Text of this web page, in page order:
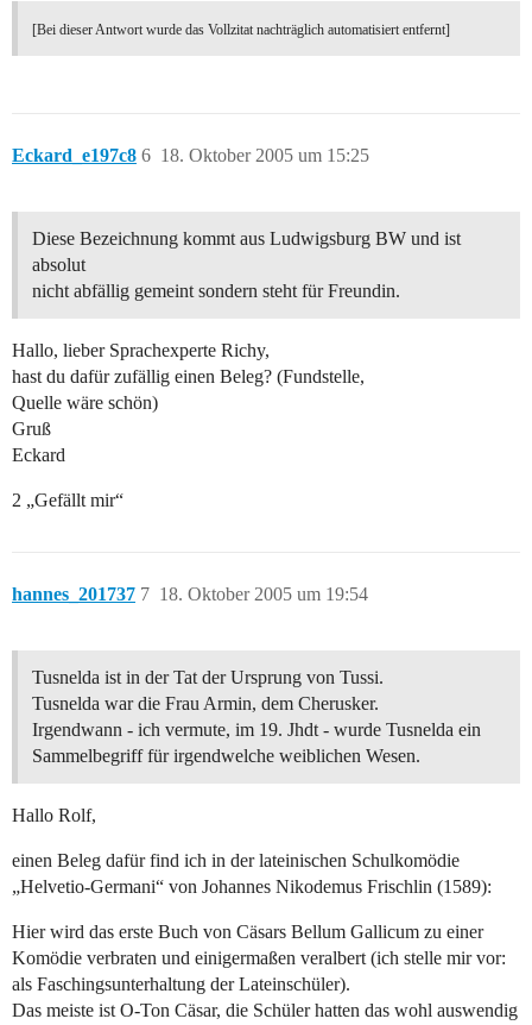
[Bei dieser Antwort wurde das Vollzitat nachträglich automatisiert entfernt]
Eckard_e197c8 18. Oktober 2005 um 15:25
6
Diese Bezeichnung kommt aus Ludwigsburg BW und ist
absolut
nicht abfällig gemeint sondern steht für Freundin.
Hallo, lieber Sprachexperte Richy,
hast du dafür zufällig einen Beleg? (Fundstelle,
Quelle wäre schön)
Gruß
Eckard
2 „Gefällt mir“
hannes_201737 18. Oktober 2005 um 19:54
7
Tusnelda ist in der Tat der Ursprung von Tussi.
Tusnelda war die Frau Armin, dem Cherusker.
Irgendwann - ich vermute, im 19. Jhdt - wurde Tusnelda ein
Sammelbegriff für irgendwelche weiblichen Wesen.
Hallo Rolf,
einen Beleg dafür find ich in der lateinischen Schulkomödie
„Helvetio-Germani“ von Johannes Nikodemus Frischlin (1589):
Hier wird das erste Buch von Cäsars Bellum Gallicum zu einer
Komödie verbraten und einigermaßen veralbert (ich stelle mir vor:
als Faschingsunterhaltung der Lateinschüler).
Das meiste ist O-Ton Cäsar, die Schüler hatten das wohl auswendig